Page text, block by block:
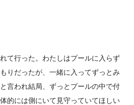
て行った。わたしはプールに入らず
りだったが、一緒に入ってずっとみ
言われ結局、ずっとプールの中で付
的には側にいて見守っていてほしい